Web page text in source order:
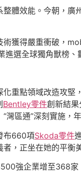
體效能。今朝，
獲得嚴重衝破，
選全球獨角獸榜、
重點領域改造攻堅
Bentley零件創新結
灣區通”深刻實施，
布660項Skoda零件
，正坐在她的平衡
強企業增至368家